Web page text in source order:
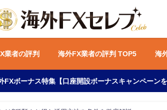
業者の評判 海外FX業者の評判 TOP5 海
FXボーナス特集【口座開設ボーナスキャンペーンを